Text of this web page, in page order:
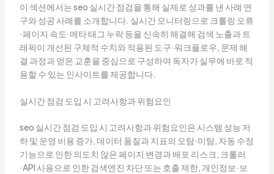
이 섹션에서는 seo 실시간 점검을 통해 실제로 성과를 낸 사례 연
구와 성공 사례를 소개합니다. 실시간 모니터링으로 크롤링 오류
·페이지 속도·메타 태그 누락 등을 신속히 해결해 검색 노출과 트
래픽이 개선된 구체적 수치와 적용된 도구·워크플로우, 문제 해
결 과정과 얻은 교훈을 중심으로 구성하여 독자가 실무에 바로 적
용할 수 있는 인사이트를 제공합니다.
실시간 점검 도입 시 고려사항과 위험요인
seo 실시간 점검 도입 시 고려사항과 위험요인은 시스템 성능 저
하 및 운영 비용 증가, 데이터 품질과 지표의 오탐·미탐, 자동 수정
기능으로 인한 의도치 않은 페이지 변경과 배포 리스크, 크롤러
·API 사용으로 인한 검색엔진 차단 또는 호출 제한, 개인정보·보